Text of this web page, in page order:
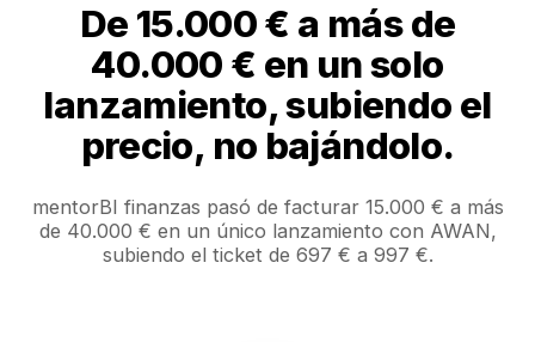
De 15.000 € a más de
40.000 € en un solo
lanzamiento, subiendo el
precio, no bajándolo.
mentorBI finanzas pasó de facturar 15.000 € a más
de 40.000 € en un único lanzamiento con AWAN,
subiendo el ticket de 697 € a 997 €.